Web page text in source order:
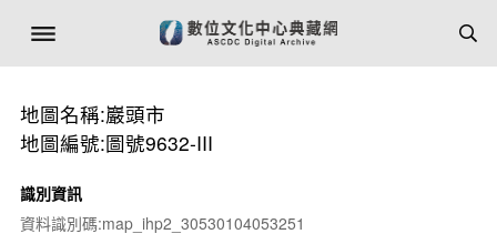
地圖名稱:巖頭市
地圖編號:圖號9632-III
識別資訊
資料識別碼:map_ihp2_30530104053251